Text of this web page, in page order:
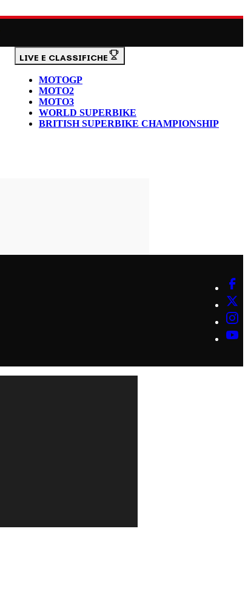
LIVE E CLASSIFICHE
MOTOGP
MOTO2
MOTO3
WORLD SUPERBIKE
BRITISH SUPERBIKE CHAMPIONSHIP